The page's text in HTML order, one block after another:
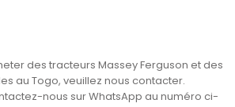
des tracteurs Massey Ferguson et des
au Togo, veuillez nous contacter.
nous sur WhatsApp au numéro ci-